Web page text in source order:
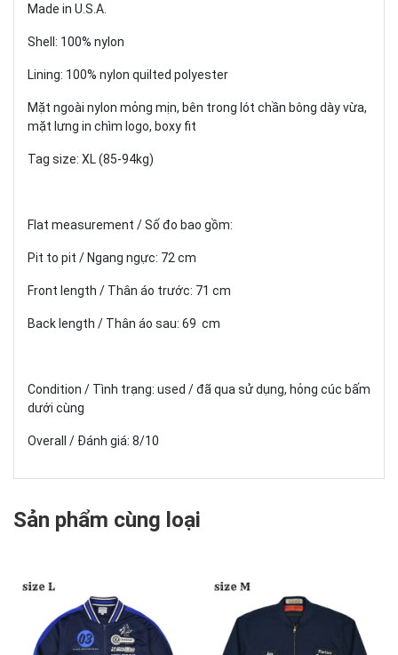
Made in U.S.A.
Shell: 100% nylon
Lining: 100% nylon quilted polyester
Mặt ngoài nylon mỏng mịn, bên trong lót chần bông dày vừa,
mặt lưng in chìm logo, boxy fit
Tag size: XL (85-94kg)
Flat measurement / Số đo bao gồm:
Pit to pit / Ngang ngực: 72 cm
Front length / Thân áo trước: 71 cm
Back length / Thân áo sau: 69 cm
Condition / Tình trạng: used / đã qua sử dụng, hỏng cúc bấm
dưới cùng
Overall / Đánh giá: 8/10
Sản phẩm cùng loại